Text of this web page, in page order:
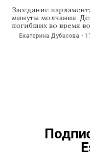
Заседание
минуты молчания.
погибших во время
поступила от
все с
Екатерина Дубасова -